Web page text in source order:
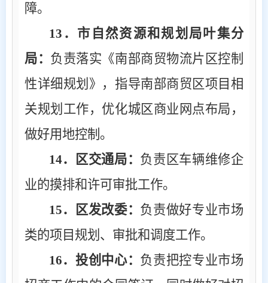
障。
13 ．市自然资源和规划局叶集分
局： 负责落实《南部商贸物流片区控制
性详细规划》，指导南部商贸区项目相
关规划工作，优化城区商业网点布局，
做好用地控制。
14．区交通局： 负责区车辆维修企
业的摸排和许可审批工作。
15．区发改委： 负责做好专业市场
类的项目规划、审批和调度工作。
16．投创中心： 负责把控专业市场